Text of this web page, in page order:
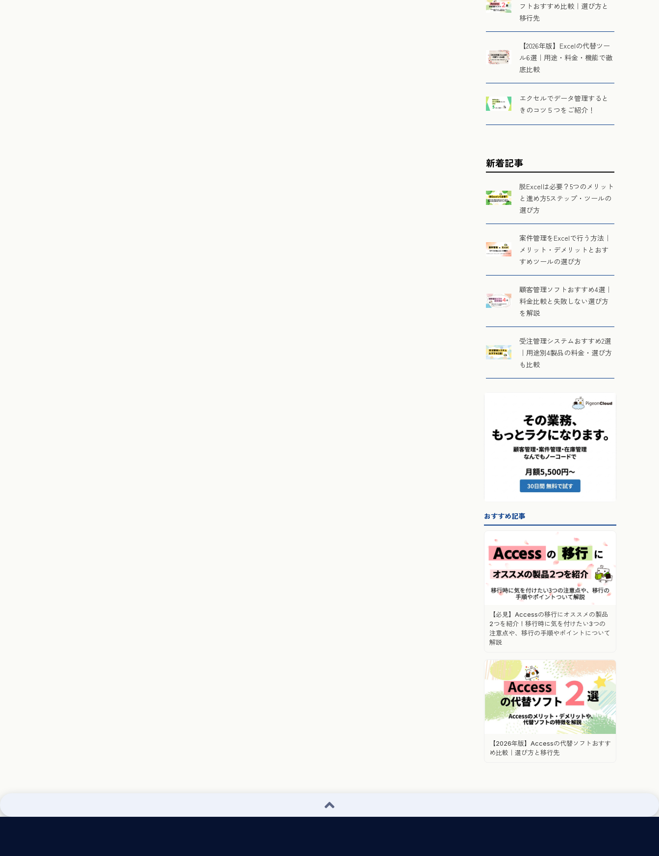
フトおすすめ比較｜選び方と
移行先
【2026年版】Excelの代替ツー
ル6選｜用途・料金・機能で徹
底比較
エクセルでデータ管理すると
きのコツ５つをご紹介！
新着記事
脱Excelは必要？5つのメリット
と進め方5ステップ・ツールの
選び方
案件管理をExcelで行う方法｜
メリット・デメリットとおす
すめツールの選び方
顧客管理ソフトおすすめ4選｜
料金比較と失敗しない選び方
を解説
受注管理システムおすすめ2選
｜用途別4製品の料金・選び方
も比較
おすすめ記事
【必見】Accessの移行にオススメの製品
2つを紹介！移行時に気を付けたい3つの
注意点や、移行の手順やポイントについて
解説
【2026年版】Accessの代替ソフトおすす
め比較｜選び方と移行先